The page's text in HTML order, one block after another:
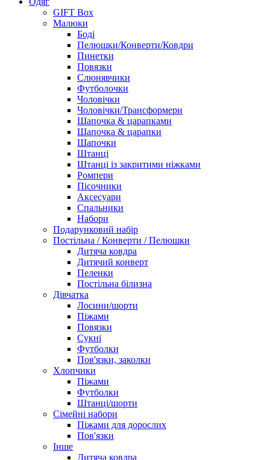
GIFT Box
Малюки
Боді
Пелюшки/Конверти/Ковдри
Пинетки
Повязки
Слюнявчики
Футболочки
Чоловічки
Чоловічки/Трансформери
Шапочка & царапками
Шапочка & царапки
Шапочки
Штанці
Штанці із закритими ніжками
Ромпери
Пісочники
Аксесуари
Спальники
Набори
Подарунковий набір
Постільна / Конверти / Пелюшки
Дитяча ковдра
Дитячий конверт
Пеленки
Постільна білизна
Дівчатка
Лосини/шорти
Піжами
Повязки
Сукні
Футболки
Пов'язки, заколки
Хлопчики
Піжами
Футболки
Штанці/шорти
Сімейні набори
Піжами для дорослих
Пов'язки
Інше
Дитяча ковдра